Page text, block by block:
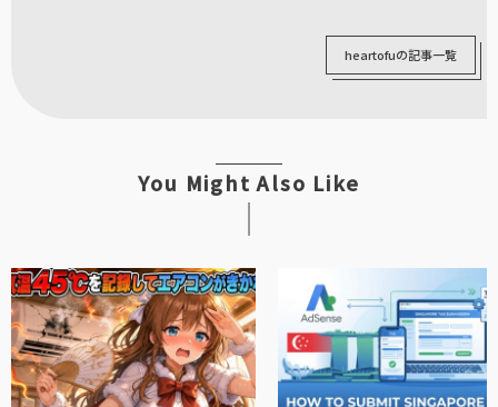
heartofuの記事一覧
You Might Also Like